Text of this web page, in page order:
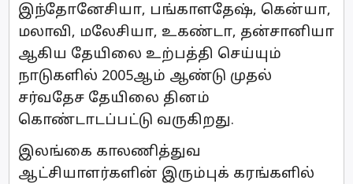
இந்தோனேசியா, பங்காளதேஷ், கென்யா,
மலாவி, மலேசியா, உகண்டா, தன்சானியா
ஆகிய தேயிலை உற்பத்தி செய்யும்
நாடுகளில் 2005ஆம் ஆண்டு முதல்
சர்வதேச தேயிலை தினம்
கொண்டாடப்பட்டு வருகிறது.
இலங்கை காலணித்துவ
ஆட்சியாளர்களின் இரும்புக் கரங்களில்